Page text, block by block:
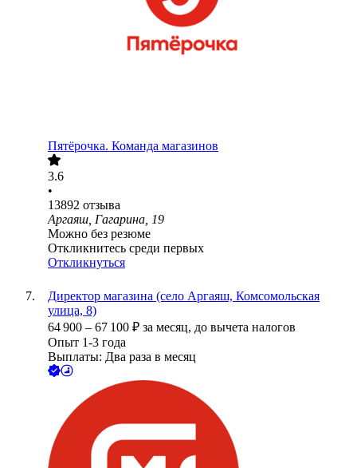
Пятёрочка. Команда магазинов
3.6
•
13892 отзыва
Аргаяш, Гагарина, 19
Можно без резюме
Откликнитесь среди первых
Откликнуться
Директор магазина (село Аргаяш, Комсомольская
улица, 8)
64 900 – 67 100 ₽ за месяц, до вычета налогов
Опыт 1-3 года
Выплаты: Два раза в месяц